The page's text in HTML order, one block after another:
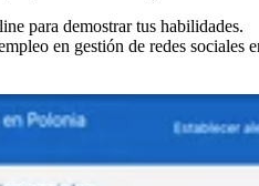
para demostrar tus habilidades.
en gestión de redes sociales